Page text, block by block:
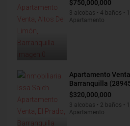
$750,000,000
3 alcobas • 4 baños •
Apartamento
Apartamento
Barranquilla
$320,000,000
3 alcobas • 2 baños •
Apartamento